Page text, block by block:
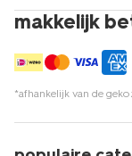
makkelijk
*afhankelijk van de